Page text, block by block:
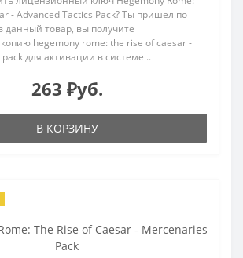
- Advanced Tactics Pack? Ты пришел по
данный товар, вы получите
hegemony rome: the rise of caesar -
для активации в системе ..
263 ₽уб.
В КОРЗИНУ